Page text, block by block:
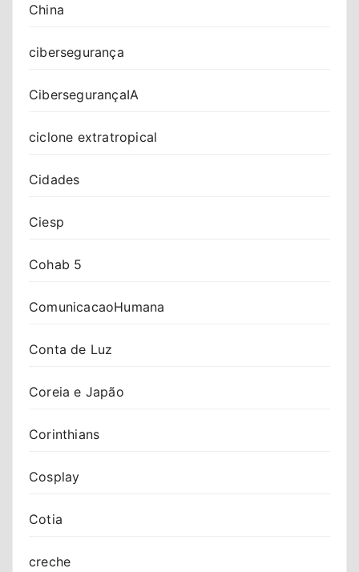
China
cibersegurança
CibersegurançaIA
ciclone extratropical
Cidades
Ciesp
Cohab 5
ComunicacaoHumana
Conta de Luz
Coreia e Japão
Corinthians
Cosplay
Cotia
creche